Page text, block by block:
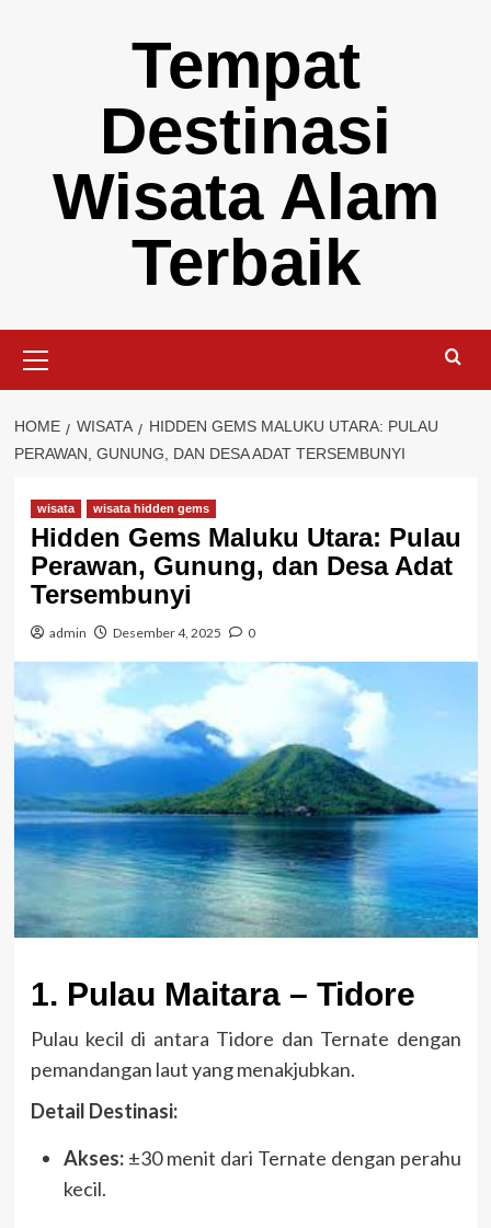
Tempat
Destinasi
Wisata Alam
Terbaik
Menu
HOME WISATA
HIDDEN GEMS MALUKU UTARA: PULAU
PERAWAN, GUNUNG, DAN DESA ADAT TERSEMBUNYI
wisata wisata hidden gems
Hidden Gems Maluku Utara: Pulau
Perawan, Gunung, dan Desa Adat
Tersembunyi
admin Desember 4, 2025 0
1. Pulau Maitara – Tidore
Pulau kecil di antara Tidore dan Ternate dengan
pemandangan laut yang menakjubkan.
Detail Destinasi:
Akses:±30 menit dari Ternate dengan perahu
kecil.